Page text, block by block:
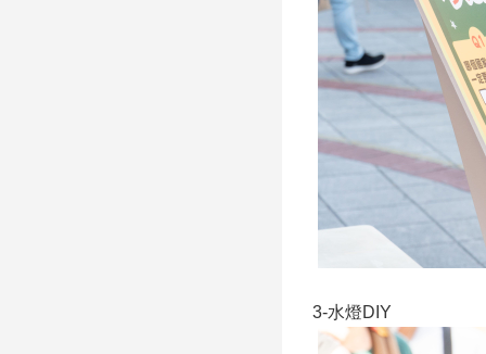
3-水燈DIY